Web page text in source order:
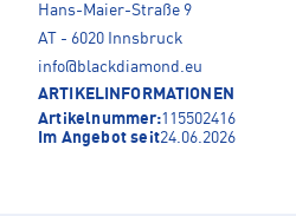
Hans-Maier-Straße 9
AT - 6020 Innsbruck
info@blackdiamond.eu
ARTIKELINFORMATIONEN
Artikelnummer:115502416
Im Angebot seit24.06.2026